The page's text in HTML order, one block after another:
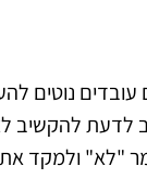
עובדים
להקשיב
"לא" ולמקד